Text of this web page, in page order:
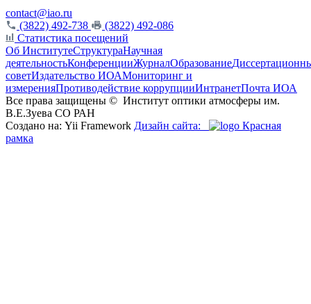
contact@iao.ru
(3822) 492-738
(3822) 492-086
Статистика посещений
Об ИнститутеСтруктураНаучная
деятельностьКонференцииЖурналОбразование
советИздательство ИОАМониторинг и
измеренияПротиводействие коррупцииИнтранетПочта ИОА
Все права защищены © Институт оптики атмосферы им.
В.Е.Зуева СО РАН
Создано на: Yii Framework Дизайн сайта:
Красная
рамка